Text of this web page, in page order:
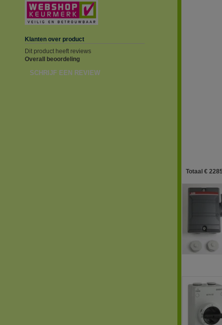
Klanten over product
Dit product heeft reviews
Overall beoordeling
SCHRIJF EEN REVIEW
Totaal €